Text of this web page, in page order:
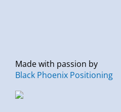
Made with passion by
Black Phoenix Positioning